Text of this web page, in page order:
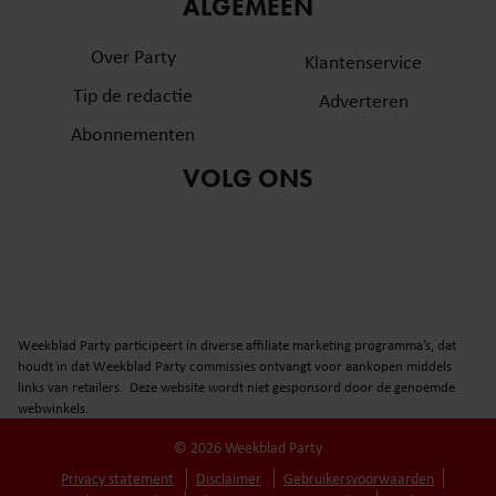
ALGEMEEN
Over Party
Tip de redactie
Abonnementen
Klantenservice
Adverteren
VOLG ONS
Weekblad Party participeert in diverse affiliate marketing programma’s, dat
houdt in dat Weekblad Party commissies ontvangt voor aankopen middels
links van retailers. Deze website wordt niet gesponsord door de genoemde
webwinkels.
© 2026 Weekblad Party
Privacy statement
Disclaimer
Gebruikersvoorwaarden